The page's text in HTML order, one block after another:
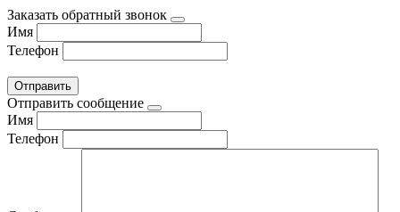
Заказать обратный звонок
Имя
Телефон
Отправить сообщение
Имя
Телефон